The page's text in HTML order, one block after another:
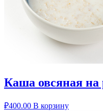
Каша овсяная на
₽400.00 В корзину